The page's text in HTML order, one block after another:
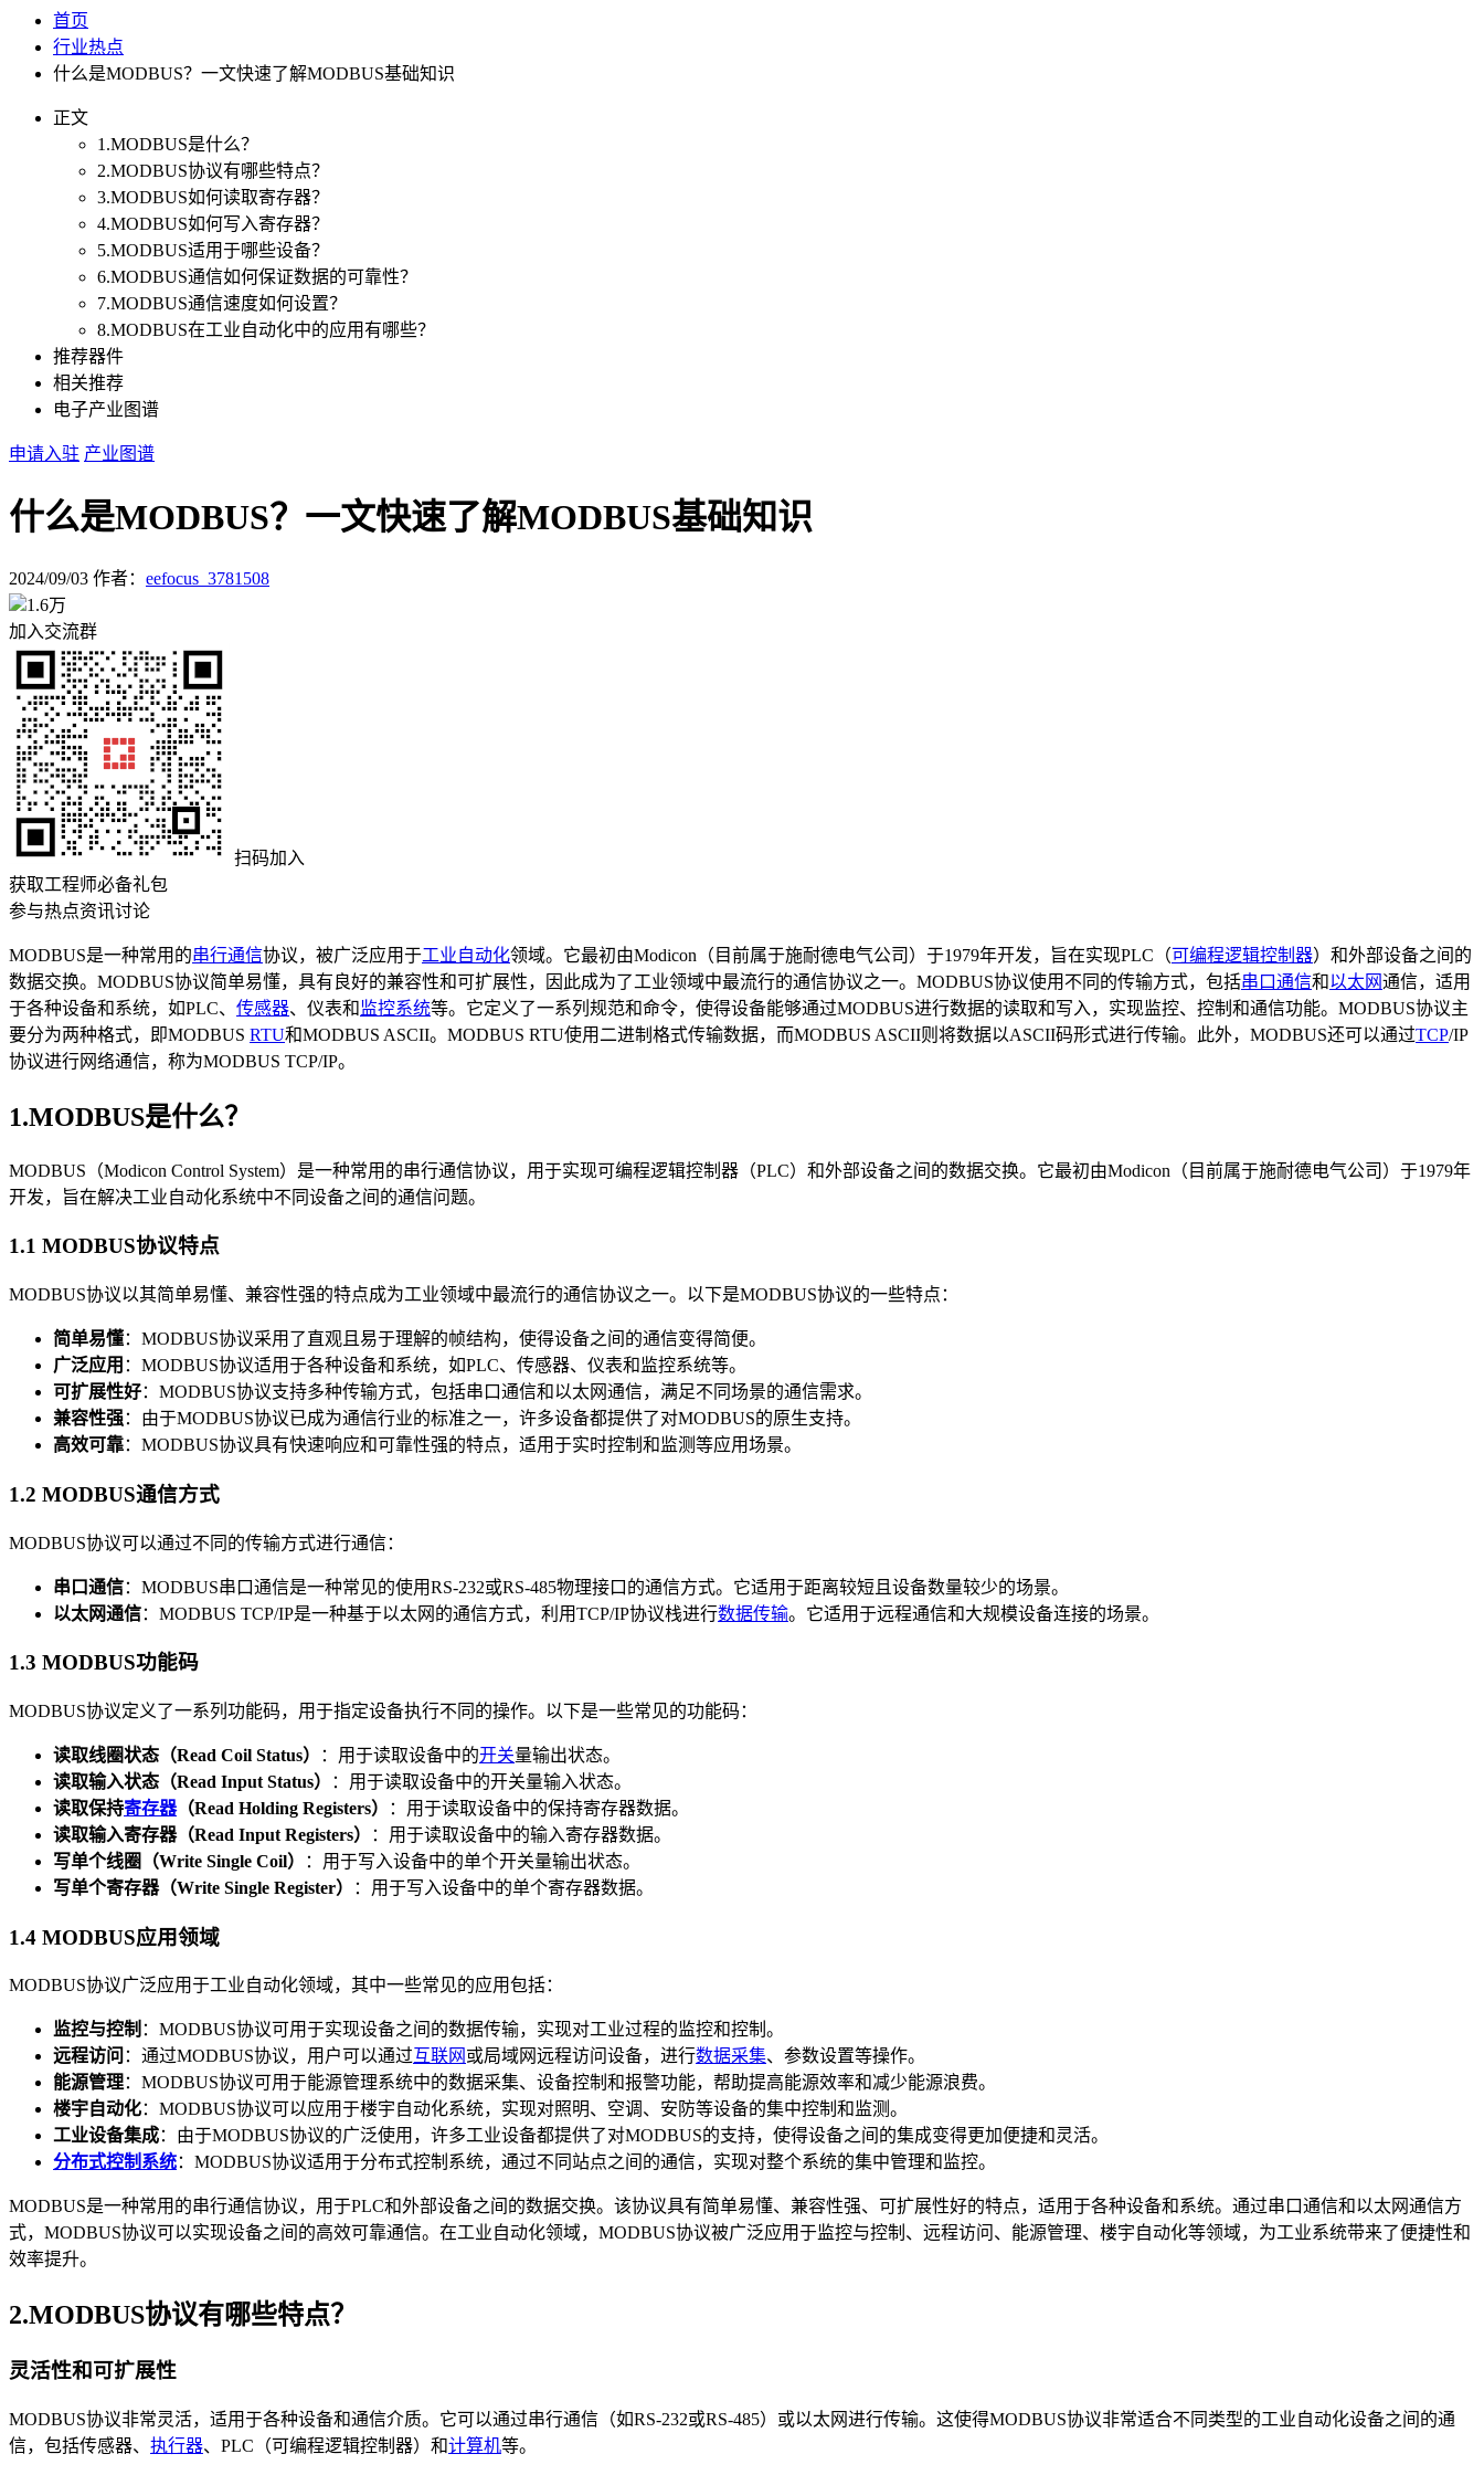
首页
行业热点
什么是MODBUS？一文快速了解MODBUS基础知识
正文
1.MODBUS是什么？
2.MODBUS协议有哪些特点？
3.MODBUS如何读取寄存器？
4.MODBUS如何写入寄存器？
5.MODBUS适用于哪些设备？
6.MODBUS通信如何保证数据的可靠性？
7.MODBUS通信速度如何设置？
8.MODBUS在工业自动化中的应用有哪些？
推荐器件
相关推荐
电子产业图谱
申请入驻 产业图谱
什么是MODBUS？一文快速了解MODBUS基础知识
2024/09/03 作者： eefocus_3781508
1.6万
加入交流群
扫码加入
获取工程师必备礼包
参与热点资讯讨论
MODBUS是一种常用的串行通信协议，被广泛应用于工业自动化领域。它最初由Modicon（目前属于施耐德电气公司）于1979年开发，旨在实现PLC（可编程逻辑控制器）和外部设备之间的
数据交换。MODBUS协议简单易懂，具有良好的兼容性和可扩展性，因此成为了工业领域中最流行的通信协议之一。MODBUS协议使用不同的传输方式，包括串口通信和以太网通信，适用
于各种设备和系统，如PLC、 传感器、仪表和 监控系统等。它定义了一系列规范和命令，使得设备能够通过MODBUS进行数据的读取和写入，实现监控、控制和通信功能。MODBUS协议主
要分为两种格式，即MODBUS RTU和MODBUS ASCII。MODBUS RTU使用二进制格式传输数据，而MODBUS ASCII则将数据以ASCII码形式进行传输。此外，MODBUS还可以通过TCP/IP
协议进行网络通信，称为MODBUS TCP/IP。
1.MODBUS是什么？
MODBUS（Modicon Control System）是一种常用的串行通信协议，用于实现可编程逻辑控制器（PLC）和外部设备之间的数据交换。它最初由Modicon（目前属于施耐德电气公司）于1979年
开发，旨在解决工业自动化系统中不同设备之间的通信问题。
1.1 MODBUS协议特点
MODBUS协议以其简单易懂、兼容性强的特点成为工业领域中最流行的通信协议之一。以下是MODBUS协议的一些特点：
简单易懂：MODBUS协议采用了直观且易于理解的帧结构，使得设备之间的通信变得简便。
广泛应用 ：MODBUS协议适用于各种设备和系统，如PLC、传感器、仪表和监控系统等。
可扩展性好：MODBUS协议支持多种传输方式，包括串口通信和以太网通信，满足不同场景的通信需求。
兼容性强：由于MODBUS协议已成为通信行业的标准之一，许多设备都提供了对MODBUS的原生支持。
高效可靠：MODBUS协议具有快速响应和可靠性强的特点，适用于实时控制和监测等应用场景。
1.2 MODBUS通信方式
MODBUS协议可以通过不同的传输方式进行通信：
串口通信：MODBUS串口通信是一种常见的使用RS-232或RS-485物理接口的通信方式。它适用于距离较短且设备数量较少的场景。
以太网通信：MODBUS TCP/IP是一种基于以太网的通信方式，利用TCP/IP协议栈进行数据传输。它适用于远程通信和大规模设备连接的场景。
1.3 MODBUS功能码
MODBUS协议定义了一系列功能码，用于指定设备执行不同的操作。以下是一些常见的功能码：
读取线圈状态（Read Coil Status） ：用于读取设备中的开关量输出状态。
读取输入状态（Read Input Status）
：用于读取设备中的开关量输入状态。
读取保持寄存器（Read Holding Registers）
：用于读取设备中的保持寄存器数据。
读取输入寄存器（Read Input Registers）
：用于读取设备中的输入寄存器数据。
写单个线圈（Write Single Coil）
：用于写入设备中的单个开关量输出状态。
写单个寄存器（Write Single Register）
：用于写入设备中的单个寄存器数据。
1.4 MODBUS应用领域
MODBUS协议广泛应用于工业自动化领域，其中一些常见的应用包括：
监控与控制 ：MODBUS协议可用于实现设备之间的数据传输，实现对工业过程的监控和控制。
远程访问 ：通过MODBUS协议，用户可以通过互联网 或局域网远程访问设备，进行数据采集、参数设置等操作。
能源管理：MODBUS协议可用于能源管理系统中的数据采集、设备控制和报警功能，帮助提高能源效率和减少能源浪费。
楼宇自动化：MODBUS协议可以应用于楼宇自动化系统，实现对照明、空调、安防等设备的集中控制和监测。
工业设备集成：由于MODBUS协议的广泛使用，许多工业设备都提供了对MODBUS的支持，使得设备之间的集成变得更加便捷和灵活。
分布式控制系统：MODBUS协议适用于分布式控制系统，通过不同站点之间的通信，实现对整个系统的集中管理和监控。
MODBUS是一种常用的串行通信协议，用于PLC和外部设备之间的数据交换。该协议具有简单易懂、兼容性强、可扩展性好的特点，适用于各种设备和系统。通过串口通信和以太网通信方
式，MODBUS协议可以实现设备之间的高效可靠通信。在工业自动化领域，MODBUS协议被广泛应用于监控与控制、远程访问、能源管理、楼宇自动化等领域，为工业系统带来了便捷性和
效率提升。
2.MODBUS协议有哪些特点？
灵活性和可扩展性
MODBUS协议非常灵活，适用于各种设备和通信介质。它可以通过串行通信（如RS-232或RS-485）或以太网进行传输。这使得MODBUS协议非常适合不同类型的工业自动化设备之间的通
信，包括传感器、 执行器、PLC（可编程逻辑控制器）和计算机等。